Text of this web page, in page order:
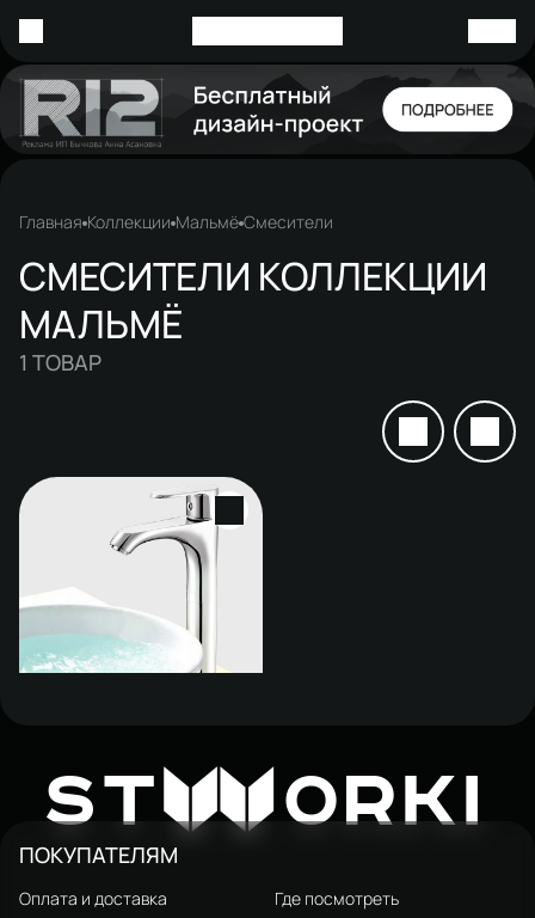
Главная Коллекции Мальмё Смесители
СМЕСИТЕЛИ КОЛЛЕКЦИИ
МАЛЬМЁ
1 ТОВАР
STWORKI Мальмё 32359-
147/1BG-IG11
6 736 ₽
STW ORKI
ПОКУПАТЕЛЯМ
Оплата и доставка
Где посмотреть